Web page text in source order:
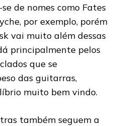
de nomes como Fates
por exemplo, porém
vai muito além dessas
principalmente pelos
que se
das guitarras,
muito bem vindo.
também seguem a